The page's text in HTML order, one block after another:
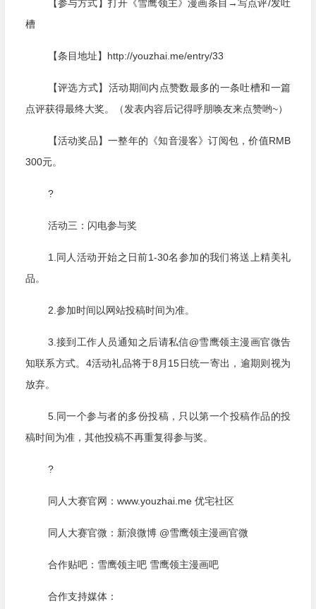
【参与方式】打开《雪鹰领主》漫画条目→写点评/发吐
槽
【条目地址】http://youzhai.me/entry/33
【评选方式】活动期间内点赞数最多的一条吐槽和一篇
点评获得最终大奖。（发表内容后记得呼朋唤友来点赞哟~）
【活动奖品】一整年的《知音漫客》订阅包，价值RMB
300元。
?
活动三：闪电参与奖
1.同人活动开始之日前1-30名参加的我们将送上精美礼
品。
2.参加时间以网站投稿时间为准。
3.接到工作人员通知之后请私信@雪鹰领主漫画官微告
知联系方式。4活动礼品将于8月15日统一寄出，逾期则视为
放弃。
5.同一个参与者的多份投稿，只以第一个投稿作品的投
稿时间为准，其他投稿不再重复得参与奖。
?
同人大赛官网：www.youzhai.me 优宅社区
同人大赛官微：新浪微博 @雪鹰领主漫画官微
合作贴吧：雪鹰领主吧 雪鹰领主漫画吧
合作支持媒体：